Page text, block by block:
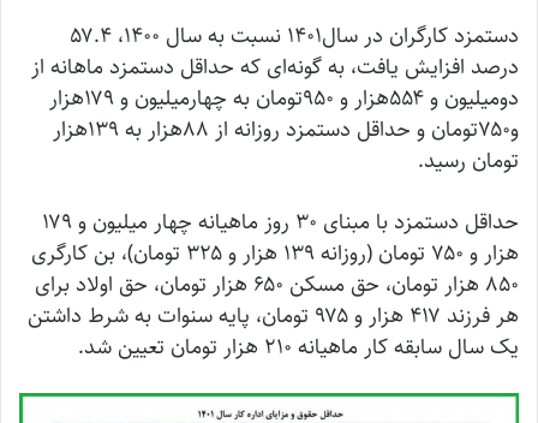
دستمزد کارگران در سال۱۴۰۱ نسبت به سال ۱۴۰۰، ۵۷.۴
درصد افزایش یافت، به گونه‌ای که حداقل دستمزد ماهانه از
دومیلیون و ۵۵۴هزار و ۹۵۰تومان به چهارمیلیون و ۱۷۹هزار
و۷۵۰تومان و حداقل دستمزد روزانه از ۸۸هزار به ۱۳۹هزار
تومان رسید.
حداقل دستمزد با مبنای ۳۰ روز ماهیانه چهار میلیون و ۱۷۹
هزار و ۷۵۰ تومان (روزانه ۱۳۹ هزار و ۳۲۵ تومان)، بن کارگری
۸۵۰ هزار تومان، حق مسکن ۶۵۰ هزار تومان، حق اولاد برای
هر فرزند ۴۱۷ هزار و ۹۷۵ تومان، پایه سنوات به شرط داشتن
یک سال سابقه کار ماهیانه ۲۱۰ هزار تومان تعیین شد.